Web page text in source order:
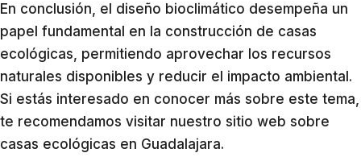
En conclusión, el diseño bioclimático desempeña un
papel fundamental en la construcción de casas
ecológicas, permitiendo aprovechar los recursos
naturales disponibles y reducir el impacto ambiental.
Si estás interesado en conocer más sobre este tema,
te recomendamos visitar nuestro sitio web sobre
casas ecológicas en Guadalajara.